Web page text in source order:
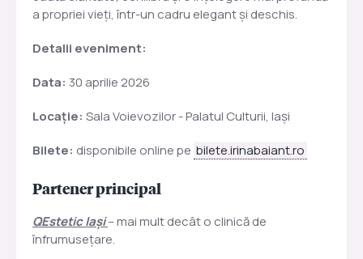
a propriei vieți, într-un cadru elegant și deschis.
Detalii eveniment:
Data: 30 aprilie 2026
Locație: Sala Voievozilor - Palatul Culturii, Iași
Bilete: disponibile online pe bilete.irinabaiant.ro
Partener principal
QEstetic Iași– mai mult decât o clinică de
înfrumusețare.